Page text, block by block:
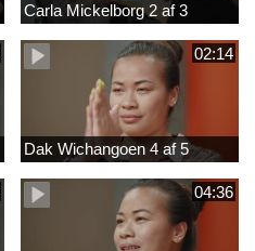
Carla Mickelborg 2 af 3
02:14
Dak Wichangoen 4 af 5
04:36